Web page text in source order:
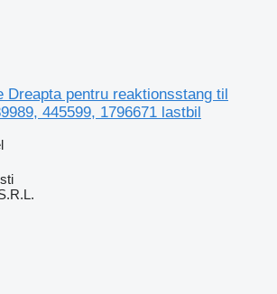
Dreapta pentru reaktionsstang til
445599, 1796671 lastbil